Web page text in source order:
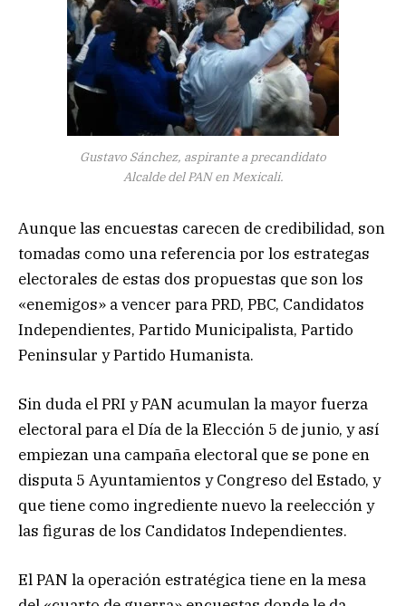
Gustavo Sánchez, aspirante a precandidato
Alcalde del PAN en Mexicali.
Aunque las encuestas carecen de credibilidad, son
tomadas como una referencia por los estrategas
electorales de estas dos propuestas que son los
«enemigos» a vencer para PRD, PBC, Candidatos
Independientes, Partido Municipalista, Partido
Peninsular y Partido Humanista.
Sin duda el PRI y PAN acumulan la mayor fuerza
electoral para el Día de la Elección 5 de junio, y así
empiezan una campaña electoral que se pone en
disputa 5 Ayuntamientos y Congreso del Estado, y
que tiene como ingrediente nuevo la reelección y
las figuras de los Candidatos Independientes.
El PAN la operación estratégica tiene en la mesa